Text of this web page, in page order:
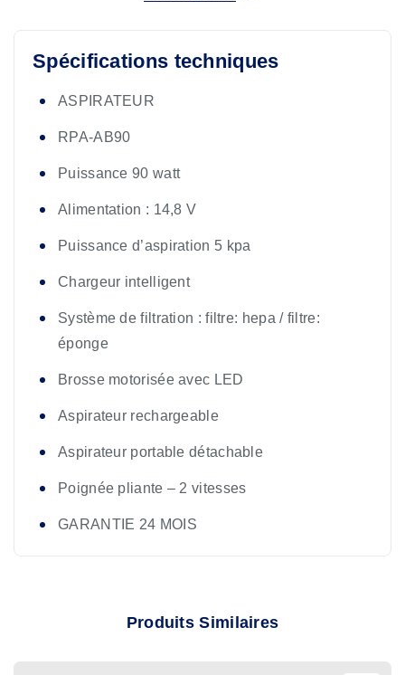
Spécifications techniques
ASPIRATEUR
RPA-AB90
Puissance 90 watt
Alimentation : 14,8 V
Puissance d’aspiration 5 kpa
Chargeur intelligent
Système de filtration : filtre: hepa / filtre:
éponge
Brosse motorisée avec LED
Aspirateur rechargeable
Aspirateur portable détachable
Poignée pliante – 2 vitesses
GARANTIE 24 MOIS
Produits Similaires